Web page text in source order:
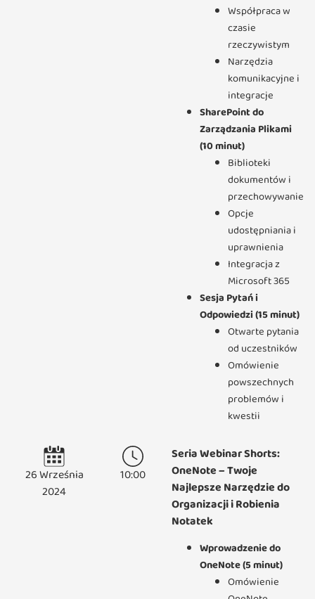
Współpraca w
czasie
rzeczywistym
Narzędzia
komunikacyjne i
integracje
SharePoint do
Zarządzania Plikami
(10 minut)
Biblioteki
dokumentów i
przechowywanie
Opcje
udostępniania i
uprawnienia
Integracja z
Microsoft 365
Sesja Pytań i
Odpowiedzi (15 minut)
Otwarte pytania
od uczestników
Omówienie
powszechnych
problemów i
kwestii
26 Września
2024
10:00
Seria Webinar Shorts:
OneNote – Twoje
Najlepsze Narzędzie do
Organizacji i Robienia
Notatek
Wprowadzenie do
OneNote (5 minut)
Omówienie